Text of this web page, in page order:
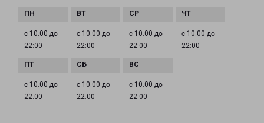
с 10:00 до
22:00
с 10:00 до
22:00
с 10:00 до
22:00
с 10:00 до
22:00
с 10:00 до
22:00
с 10:00 до
22:00
с 10:00 до
22:00